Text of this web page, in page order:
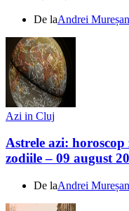
De laAndrei Mureșan
Azi in Cluj
Astrele azi:
zodiile – 09 august
De laAndrei Mureșan